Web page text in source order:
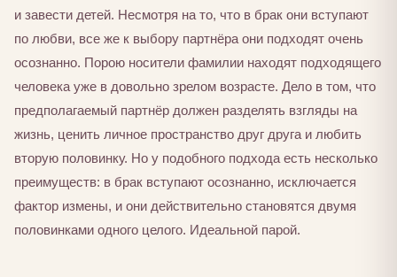
и завести детей. Несмотря на то, что в брак они вступают
по любви, все же к выбору партнёра они подходят очень
осознанно. Порою носители фамилии находят подходящего
человека уже в довольно зрелом возрасте. Дело в том, что
предполагаемый партнёр должен разделять взгляды на
жизнь, ценить личное пространство друг друга и любить
вторую половинку. Но у подобного подхода есть несколько
преимуществ: в брак вступают осознанно, исключается
фактор измены, и они действительно становятся двумя
половинками одного целого. Идеальной парой.